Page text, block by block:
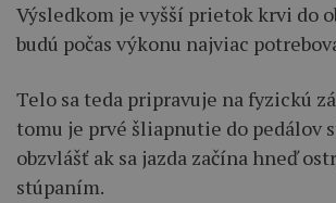
Výsledkom je vyšší prietok krvi do
budú počas výkonu najviac
Telo sa teda pripravuje na fyzickú
tomu je prvé šliapnutie do pedálov
obzvlášť ak sa jazda začína hneď
stúpaním.